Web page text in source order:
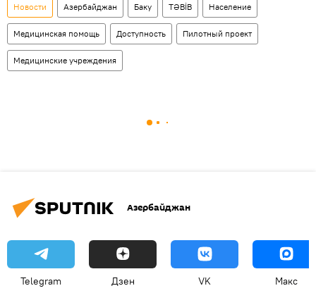
Новости Азербайджан Баку TƏBİB Население
Медицинская помощь Доступность Пилотный проект
Медицинские учреждения
Азербайджан
Telegram Дзен VK Макс